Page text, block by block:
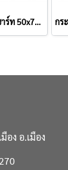
กระดาษรีฟิลด์ ฟลิปชาร์ท 50x70 cm (25 แผ่น/เล่ม)
อง อ.เมือง